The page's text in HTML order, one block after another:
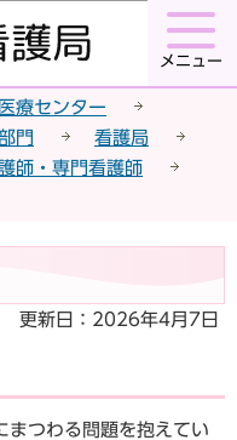
メニュー
療センター
門
看護局
師・専門看護師
更新日：2026年4月7日
つわる問題を抱えてい